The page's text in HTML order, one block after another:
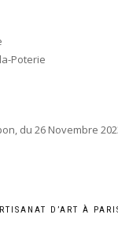
Poterie
du 26 Novembre
D’ART À